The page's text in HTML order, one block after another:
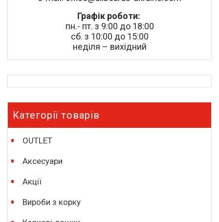
Графік роботи:
пн.- пт. з 9:00 до 18:00
сб. з 10:00 до 15:00
неділя – вихідний
Категорії товарів
OUTLET
Аксесуари
Акції
Вироби з корку